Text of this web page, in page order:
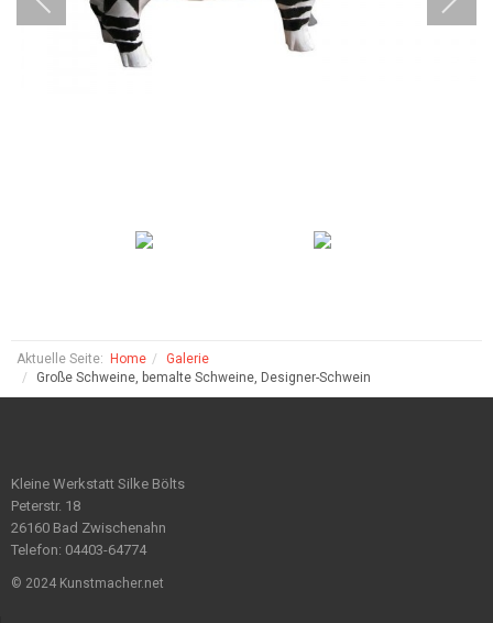
Aktuelle Seite: Home
Galerie
Große Schweine, bemalte Schweine, Designer-Schwein
Kleine Werkstatt Silke Bölts
Peterstr. 18
26160 Bad Zwischenahn
Telefon: 04403-64774
© 2024 Kunstmacher.net